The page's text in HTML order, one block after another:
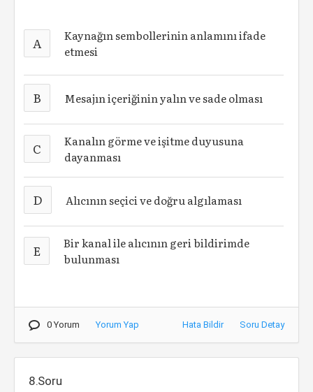
A
Kaynağın sembollerinin anlamını ifade
etmesi
B Mesajın içeriğinin yalın ve sade olması
C
Kanalın görme ve işitme duyusuna
dayanması
D Alıcının seçici ve doğru algılaması
E
Bir kanal ile alıcının geri bildirimde
bulunması
0 Yorum Yorum Yap Hata Bildir Soru Detay
8.Soru